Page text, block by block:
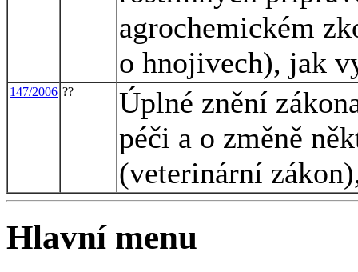
agrochemickém
o hnojivech), jak
147/2006 ??
Úplné znění
péči a o změně
(veterinární
Hlavní menu